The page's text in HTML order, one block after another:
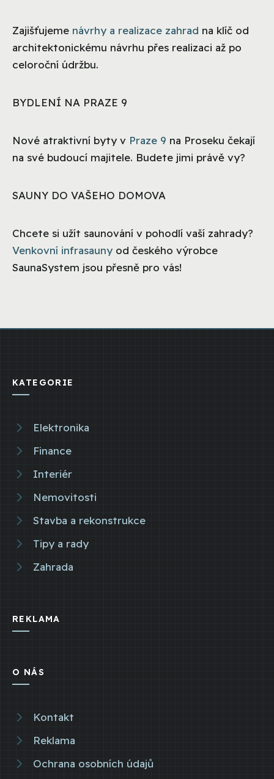
Zajišťujeme návrhy a realizace zahrad na klíč od
architektonickému návrhu přes realizaci až po
celoroční údržbu.
BYDLENÍ NA PRAZE 9
Nové atraktivní byty v Praze 9 na Proseku čekají
na své budoucí majitele. Budete jimi právě vy?
SAUNY DO VAŠEHO DOMOVA
Chcete si užít saunování v pohodlí vaší zahrady?
Venkovní infrasauny od českého výrobce
SaunaSystem jsou přesně pro vás!
KATEGORIE
Elektronika
Finance
Interiér
Nemovitosti
Stavba a rekonstrukce
Tipy a rady
Zahrada
REKLAMA
O NÁS
Kontakt
Reklama
Ochrana osobních údajů